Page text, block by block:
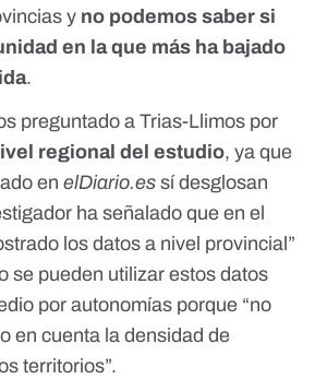
y no podemos saber si
en la que más ha bajado
.
preguntado a Trias-Llimos por
regional del estudio, ya que
en elDiario.es sí desglosan
ha señalado que en el
los datos a nivel provincial”
se pueden utilizar estos datos
por autonomías porque “no
en cuenta la densidad de
territorios”.